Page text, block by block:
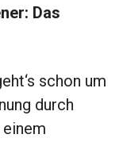
Das
schon um
durch